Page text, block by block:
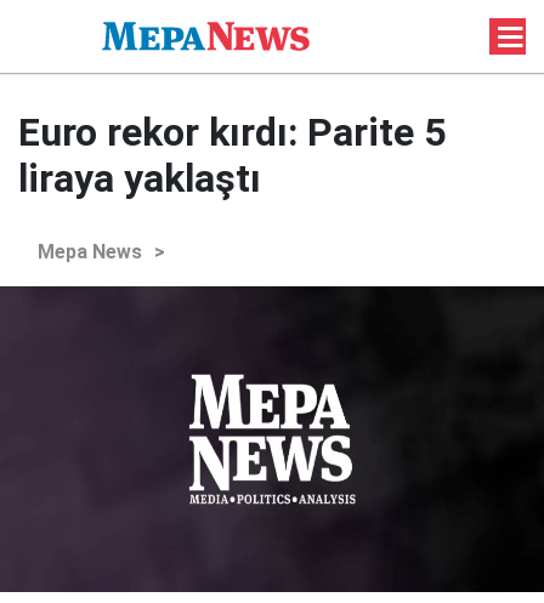
Euro rekor kırdı: Parite 5
liraya yaklaştı
Mepa News >